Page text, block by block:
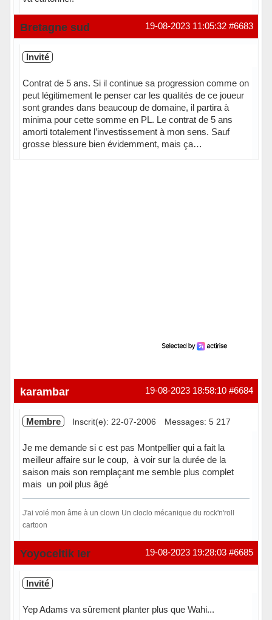
#6683
19-08-2023 11:05:32
Bretagne sud
Invité
Contrat de 5 ans. Si il continue sa progression comme on
peut légitimement le penser car les qualités de ce joueur
sont grandes dans beaucoup de domaine, il partira à
minima pour cette somme en PL. Le contrat de 5 ans
amorti totalement l’investissement à mon sens. Sauf
grosse blessure bien évidemment, mais ça…
#6684
19-08-2023 18:58:10
karambar
Membre Inscrit(e): 22-07-2006 Messages: 5 217
Je me demande si c est pas Montpellier qui a fait la
meilleur affaire sur le coup, à voir sur la durée de la
saison mais son remplaçant me semble plus complet
mais un poil plus âgé
J'ai volé mon âme à un clown Un cloclo mécanique du rock'n'roll
cartoon
En ligne #6685
19-08-2023 19:28:03
Yoyoceltik Ier
Invité
Yep Adams va sûrement planter plus que Wahi...